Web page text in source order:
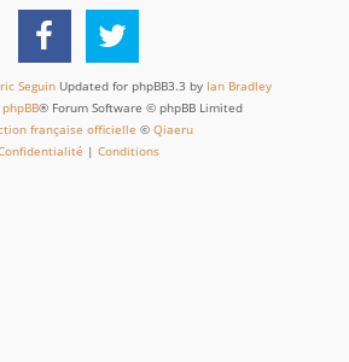
Seguin Updated for phpBB3.3 by Ian Bradley
phpBB® Forum Software © phpBB Limited
française officielle © Qiaeru
| Conditions